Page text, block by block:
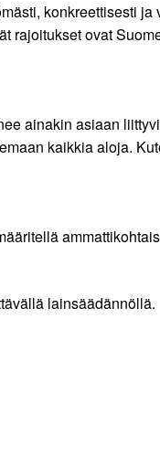
konkreettisesti
rajoitukset ovat
ainakin asiaan
kaikkia aloja.
lainsäädännöllä.